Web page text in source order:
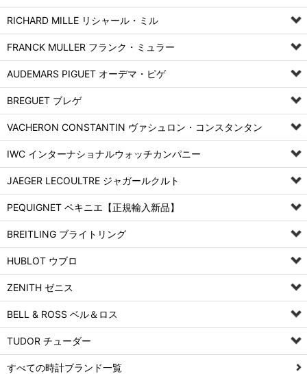
RICHARD MILLE リシャール・ミル
FRANCK MULLER フランク・ミュラー
AUDEMARS PIGUET オーデマ・ピゲ
BREGUET ブレゲ
VACHERON CONSTANTIN ヴァシュロン・コンスタンタン
IWC インターナショナルウォッチカンパニー
JAEGER LECOULTRE ジャガールクルト
PEQUIGNET ペキニエ【正規輸入新品】
BREITLING ブライトリング
HUBLOT ウブロ
ZENITH ゼニス
BELL & ROSS ベル＆ロス
TUDOR チューダー
すべての時計ブランド一覧